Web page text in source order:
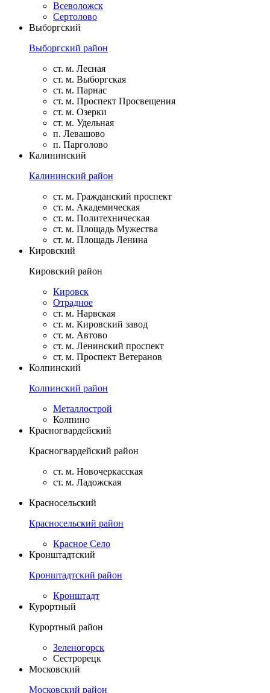
Всеволожск
Сертолово
Выборгский
Выборгский район
ст. м. Лесная
ст. м. Выборгская
ст. м. Парнас
ст. м. Проспект Просвещения
ст. м. Озерки
ст. м. Удельная
п. Левашово
п. Парголово
Калининский
Калининский район
ст. м. Гражданский проспект
ст. м. Академическая
ст. м. Политехническая
ст. м. Площадь Мужества
ст. м. Площадь Ленина
Кировский
Кировский район
Кировск
Отрадное
ст. м. Нарвская
ст. м. Кировский завод
ст. м. Автово
ст. м. Ленинский проспект
ст. м. Проспект Ветеранов
Колпинский
Колпинский район
Металлострой
Колпино
Красногвардейский
Красногвардейский район
ст. м. Новочеркасская
ст. м. Ладожская
Красносельский
Красносельский район
Красное Село
Кронштадтский
Кронштадтский район
Кронштадт
Курортный
Курортный район
Зеленогорск
Сестрорецк
Московский
Московский район